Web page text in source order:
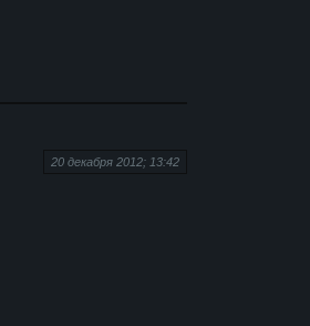
20 декабря 2012; 13:42